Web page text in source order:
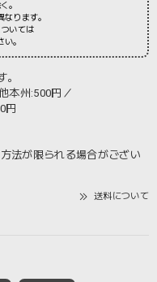
。
ります。
いては
。
本州:500円／
円
法が限られる場合がござい
送料について